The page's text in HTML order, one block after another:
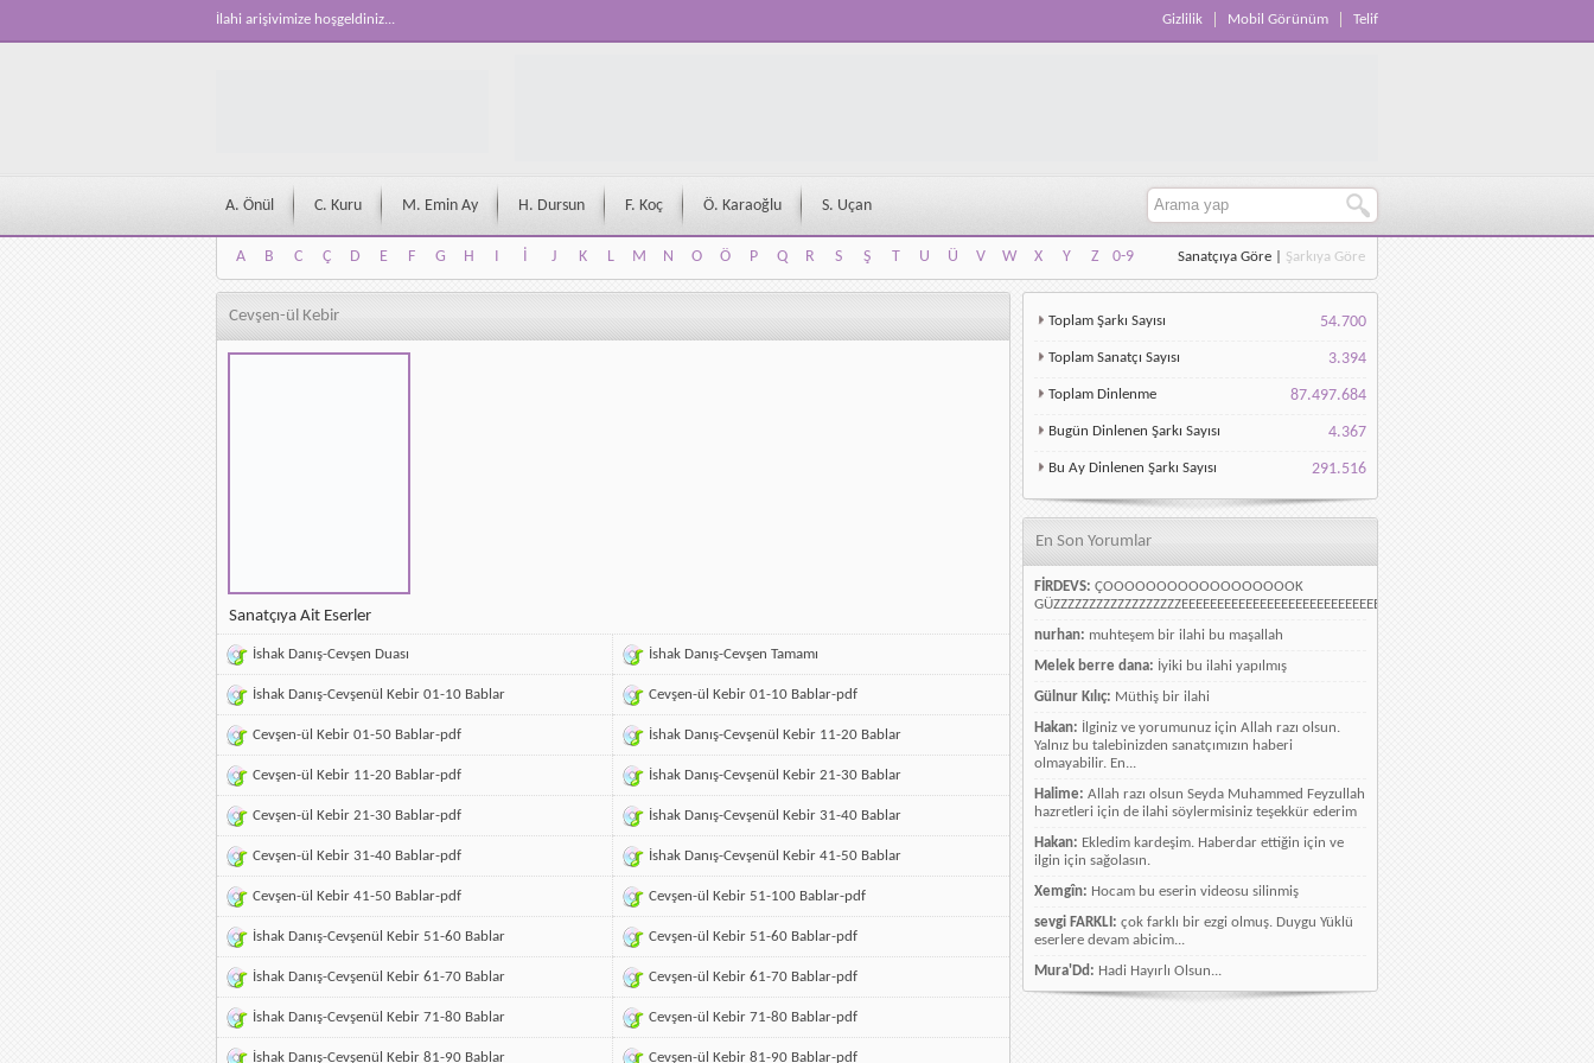
İlahi arişivimize hoşgeldiniz... Gizlilik Mobil Görünüm Telif
A. Önül C. Kuru M. Emin Ay H. Dursun F. Koç Ö. Karaoğlu S. Uçan
A B C Ç D E F G H I İ J K L M N O Ö P Q R S Ş T U Ü V W X Y Z
0-9
A
B C Ç D E F G H I İ J K L M N O Ö P Q R S Ş T U Ü V W X Y Z 0-9
Sanatçıya Göre Şarkıya Göre
Cevşen-ül Kebir
Sanatçıya Ait Eserler
İshak Danış-Cevşen Duası İshak Danış-Cevşen Tamamı
İshak Danış-Cevşenül Kebir 01-10 Bablar Cevşen-ül Kebir 01-10 Bablar-pdf
Cevşen-ül Kebir 01-50 Bablar-pdf İshak Danış-Cevşenül Kebir 11-20 Bablar
Cevşen-ül Kebir 11-20 Bablar-pdf İshak Danış-Cevşenül Kebir 21-30 Bablar
Cevşen-ül Kebir 21-30 Bablar-pdf İshak Danış-Cevşenül Kebir 31-40 Bablar
Cevşen-ül Kebir 31-40 Bablar-pdf İshak Danış-Cevşenül Kebir 41-50 Bablar
Cevşen-ül Kebir 41-50 Bablar-pdf Cevşen-ül Kebir 51-100 Bablar-pdf
İshak Danış-Cevşenül Kebir 51-60 Bablar Cevşen-ül Kebir 51-60 Bablar-pdf
İshak Danış-Cevşenül Kebir 61-70 Bablar Cevşen-ül Kebir 61-70 Bablar-pdf
İshak Danış-Cevşenül Kebir 71-80 Bablar Cevşen-ül Kebir 71-80 Bablar-pdf
İshak Danış-Cevşenül Kebir 81-90 Bablar Cevşen-ül Kebir 81-90 Bablar-pdf
Toplam Şarkı Sayısı 54.700
Toplam Sanatçı Sayısı 3.394
Toplam Dinlenme 87.497.684
Bugün Dinlenen Şarkı Sayısı 4.367
Bu Ay Dinlenen Şarkı Sayısı 291.516
En Son Yorumlar
FİRDEVS: ÇOOOOOOOOOOOOOOOOOOK
GÜZZZZZZZZZZZZZZZZZZEEEEEEEEEEEEEEEEEEEEEEEEEEEEELLLLLLLLLLLLLLLLLLLLLLLL
nurhan: muhteşem bir ilahi bu maşallah
Melek berre dana: İyiki bu ilahi yapılmış
Gülnur Kılıç: Müthiş bir ilahi
Hakan: İlginiz ve yorumunuz için Allah razı olsun.
Yalnız bu talebinizden sanatçımızın haberi
olmayabilir. En...
Halime: Allah razı olsun Seyda Muhammed Feyzullah
hazretleri için de ilahi söylermisiniz teşekkür ederim
Hakan: Ekledim kardeşim. Haberdar ettiğin için ve
ilgin için sağolasın.
Xemgîn: Hocam bu eserin videosu silinmiş
sevgi FARKLI: çok farklı bir ezgi olmuş. Duygu Yüklü
eserlere devam abicim...
Mura'Dd: Hadi Hayırlı Olsun...